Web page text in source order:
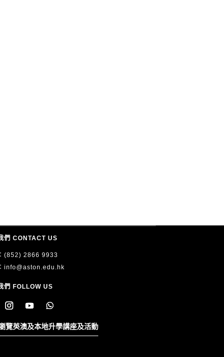
們 CONTACT US
(852) 2866 9933
info@aston.edu.hk
們 FOLLOW US
覽英澳及本地升學講座及活動